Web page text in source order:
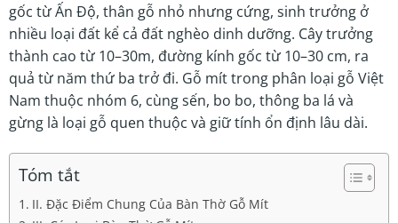
gốc từ Ấn Độ, thân gỗ nhỏ nhưng cứng, sinh trưởng ở
nhiều loại đất kể cả đất nghèo dinh dưỡng. Cây trưởng
thành cao từ 10–30m, đường kính gốc từ 10–30 cm, ra
quả từ năm thứ ba trở đi. Gỗ mít trong phân loại gỗ Việt
Nam thuộc nhóm 6, cùng sến, bo bo, thông ba lá và
gừng là loại gỗ quen thuộc và giữ tính ổn định lâu dài.
Tóm tắt
II. Đặc Điểm Chung Của Bàn Thờ Gỗ Mít